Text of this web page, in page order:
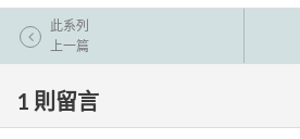
此系列
上一篇
1 則留言